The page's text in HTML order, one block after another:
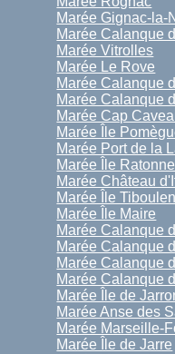
Marée Gignac-la-
Marée Calanque
Marée Vitrolles
Marée Le Rove
Marée Calanque
Marée Calanque
Marée Cap
Marée Île
Marée Port de la
Marée Île
Marée Château
Marée Île Tiboulen
Marée Île Maire
Marée Calanque
Marée Calanque
Marée Calanque
Marée Calanque
Marée Île de
Marée Anse des
Marée Marseille-
Marée Île de Jarre